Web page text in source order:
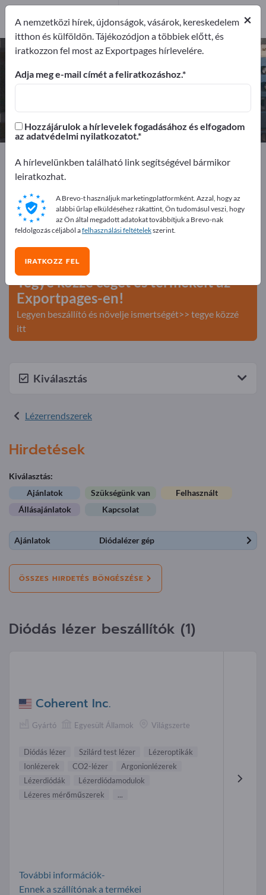
Diódás lézer – gyártók és
beszállítók keresése
1
Gyártók
Exportpages Elektrotechnika
Lézer
Lézerrendszerek
Diódás lézer
Hirdessen ingyen az Exportpages-
en!
Tegye közzé cégét és termékeit az
Exportpages-en!
Legyen beszállító és növelje ismertségét>> tegye közzé
itt
Kiválasztás
Lézerrendszerek
Hirdetések
Kiválasztás:
Ajánlatok
Szükségünk van
Felhasznált
Állásajánlatok
Kapcsolat
Ajánlatok Diódalézer gép
ÖSSZES HIRDETÉS BÖNGÉSZÉSE
Diódás lézer beszállítók (1)
Coherent Inc.
Gyártó Egyesült Államok Világszerte
Diódás lézer Szilárd test lézer
Lézeroptikák
Ionlézerek
CO2-lézer
Argonionlézerek
Lézerdiódák
Lézerdiódamodulok
Lézeres mérőműszerek
...
További információk-
Ennek a szállítónak a termékei
×
A nemzetközi hírek, újdonságok, vásárok, kereskedelem
itthon és külföldön. Tájékozódjon a többiek előtt, és
iratkozzon fel most az Exportpages hírlevelére.
Adja meg e-mail címét a feliratkozáshoz.
Hozzájárulok a hírlevelek fogadásához és elfogadom
az adatvédelmi nyilatkozatot.
A hírlevelünkben található link segítségével bármikor
leiratkozhat.
A Brevo-t használjuk marketingplatformként. Azzal, hogy az
alábbi űrlap elküldéséhez rákattint, Ön tudomásul veszi, hogy
az Ön által megadott adatokat továbbítjuk a Brevo-nak
feldolgozás céljából afelhasználási feltételekszerint.
IRATKOZZ FEL